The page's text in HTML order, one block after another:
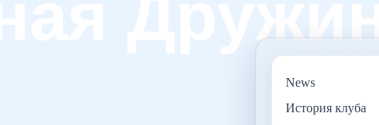
News
История клуба